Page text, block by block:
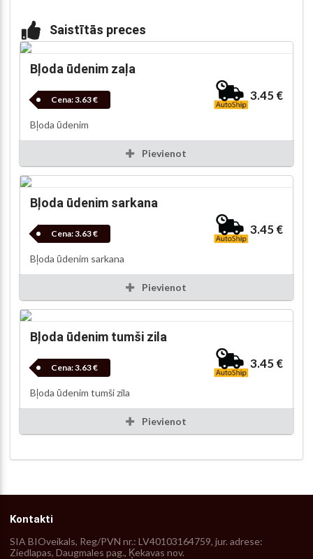
Saistītās preces
Bļoda ūdenim zaļa
Cena:3.63 € 3.45 €
Bļoda ūdenim
Pievienot
Bļoda ūdenim sarkana
Cena:3.63 € 3.45 €
Bļoda ūdenim sarkana
Pievienot
Bļoda ūdenim tumši zila
Cena:3.63 € 3.45 €
Bļoda ūdenim tumši zila
Pievienot
Kontakti
SIA BIOveikals, Reg/PVN nr.: LV40103164759, jur. adrese:
Ziedlapas, Daugmales pag., Ķekavas nov.